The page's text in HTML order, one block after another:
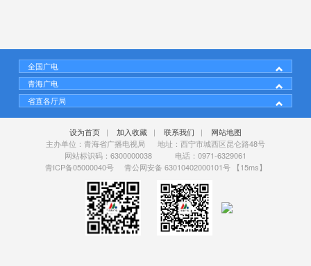
全国广电
青海广电
省直各厅局
设为首页 | 加入收藏 | 联系我们 | 网站地图
主办单位：青海省广播电视局 地址：西宁市城西区昆仑路48号
网站标识码：6300000038 电话：0971-6329061
青ICP备05000040号
青公网安备 63010402000101号【15ms】